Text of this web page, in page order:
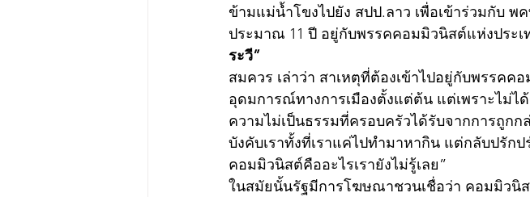
ข้ามแม่น้ำโขงไปยัง สปป.ลาว เพื่อเข้าร่วมกับ พ
ประมาณ 11 ปี อยู่กับพรรคคอมมิวนิสต์แห่งประ
ระวี”
สมควร เล่าว่า สาเหตุที่ต้องเข้าไปอยู่กับพรรคค
อุดมการณ์ทางการเมืองตั้งแต่ต้น แต่เพราะไม่ไ
ความไม่เป็นธรรมที่ครอบครัวได้รับจากการถูก
บังคับเราทั้งที่เราแค่ไปทำมาหากิน แต่กลับปรัก
คอมมิวนิสต์คืออะไรเรายังไม่รู้เลย”
ในสมัยนั้นรัฐมีการโฆษณาชวนเชื่อว่า คอมมิวนิ